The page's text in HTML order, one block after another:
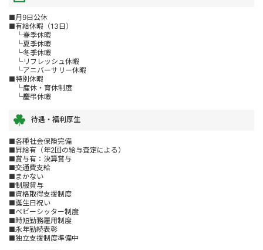
■月9日公休
■有給休暇（13日）
└春季休暇
└夏季休暇
└冬季休暇
└リフレッシュ休暇
└アニバーサリー休暇
■特別休暇
└産休・育休制度
└慶弔休暇
待遇・福利厚生
■各種社会保険完備
■昇給有（年2回の給与査定による）
■賞与有：決算賞与
■交通費支給
■まかない
■制服貸与
■資格取得支援制度
■誕生日祝い
■ベビーシッター制度
■時短勤務雇用制度
■永年勤続表彰
■独立支援制度準備中